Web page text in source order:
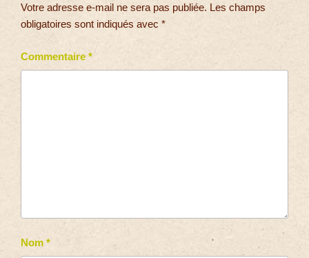
Votre adresse e-mail ne sera pas publiée. Les champs
obligatoires sont indiqués avec *
Commentaire *
Nom *